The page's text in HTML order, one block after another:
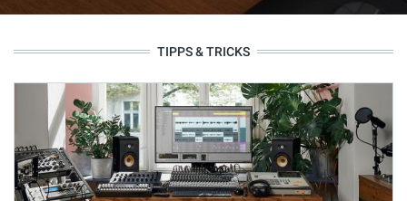
TIPPS & TRICKS